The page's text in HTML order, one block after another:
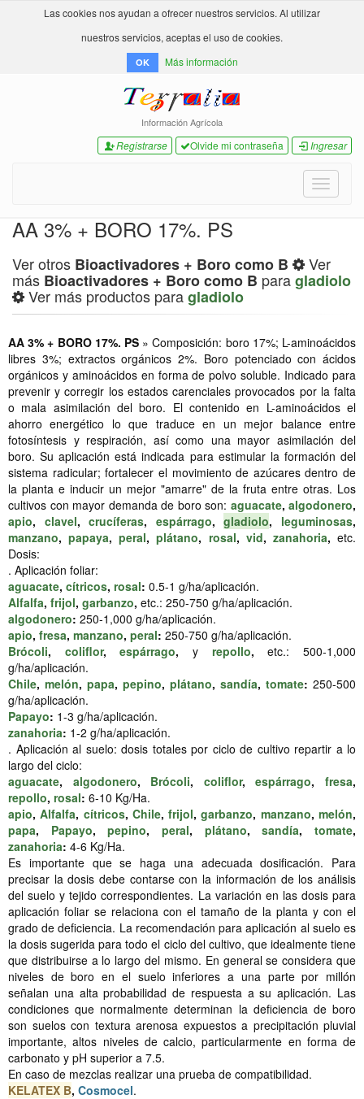
Las cookies nos ayudan a ofrecer nuestros servicios. Al utilizar
nuestros servicios, aceptas el uso de cookies.
OK Más información
Información Agrícola
Registrarse Olvide mi contraseña Ingresar
Toggle
AA 3% + BORO 17%. PS
Ver otros Bioactivadores + Boro como B Ver
más Bioactivadores + Boro como B paragladiolo
Ver más productos paragladiolo
AA 3% + BORO 17%. PS » Composición: boro 17%; L-aminoácidos
libres 3%; extractos orgánicos 2%. Boro potenciado con ácidos
orgánicos y aminoácidos en forma de polvo soluble. Indicado para
prevenir y corregir los estados carenciales provocados por la falta
o mala asimilación del boro. El contenido en L-aminoácidos el
ahorro energético lo que traduce en un mejor balance entre
fotosíntesis y respiración, así como una mayor asimilación del
boro. Su aplicación está indicada para estimular la formación del
sistema radicular; fortalecer el movimiento de azúcares dentro de
la planta e inducir un mejor "amarre" de la fruta entre otras. Los
cultivos con mayor demanda de boro son: aguacate, algodonero,
apio, clavel,crucíferas, espárrago,gladiolo, leguminosas,
manzano,papaya,peral,plátano, rosal, vid, zanahoria,etc.
Dosis:
. Aplicación foliar:
aguacate, cítricos, rosal: 0.5-1 g/ha/aplicación.
Alfalfa, frijol, garbanzo, etc.: 250-750 g/ha/aplicación.
algodonero: 250-1,000 g/ha/aplicación.
apio, fresa, manzano, peral: 250-750 g/ha/aplicación.
Brócoli, coliflor,espárrago,y repollo, etc.: 500-1,000
g/ha/aplicación.
Chile, melón, papa, pepino, plátano, sandía, tomate: 250-500
g/ha/aplicación.
Papayo: 1-3 g/ha/aplicación.
zanahoria: 1-2 g/ha/aplicación.
. Aplicación al suelo: dosis totales por ciclo de cultivo repartir a lo
largo del ciclo:
aguacate, algodonero, Brócoli, coliflor,espárrago,fresa,
repollo, rosal: 6-10 Kg/Ha.
apio,Alfalfa, cítricos, Chile,frijol,garbanzo, manzano,melón,
papa, Papayo,pepino,peral, plátano,sandía,tomate,
zanahoria: 4-6 Kg/Ha.
Es importante que se haga una adecuada dosificación. Para
precisar la dosis debe contarse con la información de los análisis
del suelo y tejido correspondientes. La variación en las dosis para
aplicación foliar se relaciona con el tamaño de la planta y con el
grado de deficiencia. La recomendación para aplicación al suelo es
la dosis sugerida para todo el ciclo del cultivo, que idealmente tiene
que distribuirse a lo largo del mismo. En general se considera que
niveles de boro en el suelo inferiores a una parte por millón
señalan una alta probabilidad de respuesta a su aplicación. Las
condiciones que normalmente determinan la deficiencia de boro
son suelos con textura arenosa expuestos a precipitación pluvial
importante, altos niveles de calcio, particularmente en forma de
carbonato y pH superior a 7.5.
En caso de mezclas realizar una prueba de compatibilidad.
KELATEX B, Cosmocel.